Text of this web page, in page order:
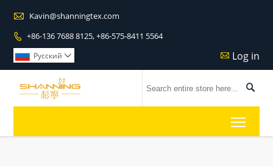
 Kavin@shanningtex.com
 +86-136 7688 8125, +86-575-8411 5564
 Log in
Pусский 
